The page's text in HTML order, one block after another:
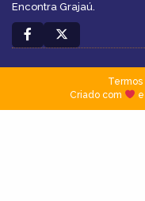
Encontra Grajaú.
Termos|
Criado com
e